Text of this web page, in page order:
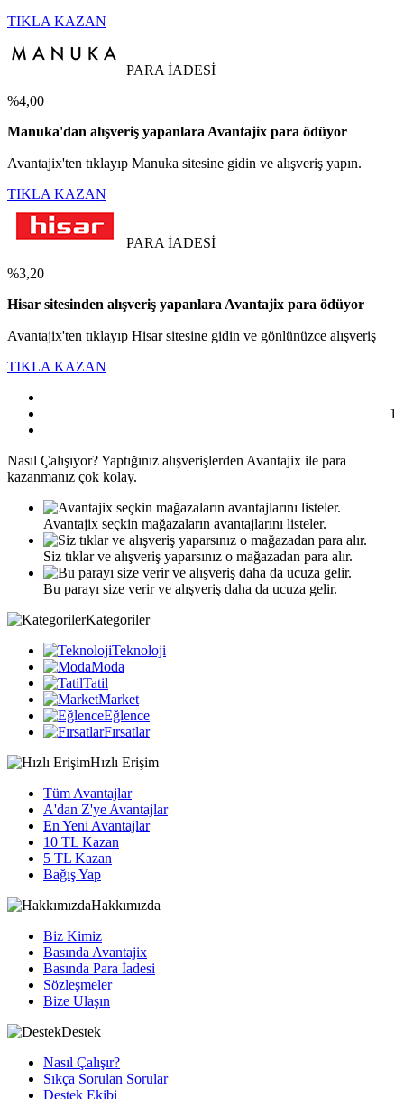
TIKLA KAZAN
PARA İADESİ
%4,00
Manuka'dan alışveriş yapanlara Avantajix para ödüyor
Avantajix'ten tıklayıp Manuka sitesine gidin ve alışveriş yapın.
TIKLA KAZAN
PARA İADESİ
%3,20
Hisar sitesinden alışveriş yapanlara Avantajix para ödüyor
Avantajix'ten tıklayıp Hisar sitesine gidin ve gönlünüzce alışveriş
TIKLA KAZAN
1
Nasıl Çalışıyor?Yaptığınız alışverişlerden Avantajix ile para
kazanmanız çok kolay.
Avantajix seçkin mağazaların avantajlarını listeler.
Siz tıklar ve alışveriş yaparsınız o mağazadan para alır.
Bu parayı size verir ve alışveriş daha da ucuza gelir.
Kategoriler
Teknoloji
Moda
Tatil
Market
Eğlence
Fırsatlar
Hızlı Erişim
Tüm Avantajlar
A'dan Z'ye Avantajlar
En Yeni Avantajlar
10 TL Kazan
5 TL Kazan
Bağış Yap
Hakkımızda
Biz Kimiz
Basında Avantajix
Basında Para İadesi
Sözleşmeler
Bize Ulaşın
Destek
Nasıl Çalışır?
Sıkça Sorulan Sorular
Destek Ekibi